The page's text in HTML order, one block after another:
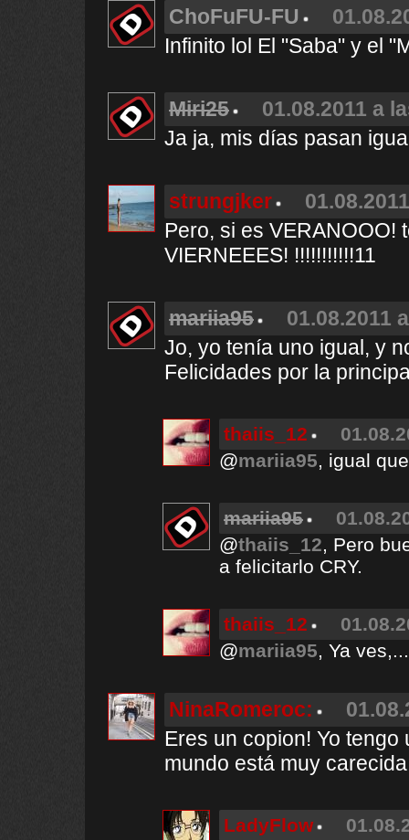
ChoFuFU-FU
Infinito lol El "Saba" y el
Miri25
01.08.2011 a
Ja ja, mis días pasan
strungjker
Pero, si es VERANOOO!
VIERNEEES! !!!!!!!!!!!11
mariia95
01.08.2011
Jo, yo tenía uno igual, y
Felicidades por la
thaiis_12
@mariia95, igual
mariia95
@thaiis_12, Pero
a felicitarlo CRY.
thaiis_12
@mariia95, Ya
NinaRomeroc:
Eres un copion! Yo
mundo está muy
LadyFlow